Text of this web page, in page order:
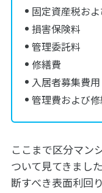
固定資産税お
損害保険料
管理委託料
修繕費
入居者募集費用
管理費および
ここまで区分マン
ついて見てきまし
断すべき表面利回